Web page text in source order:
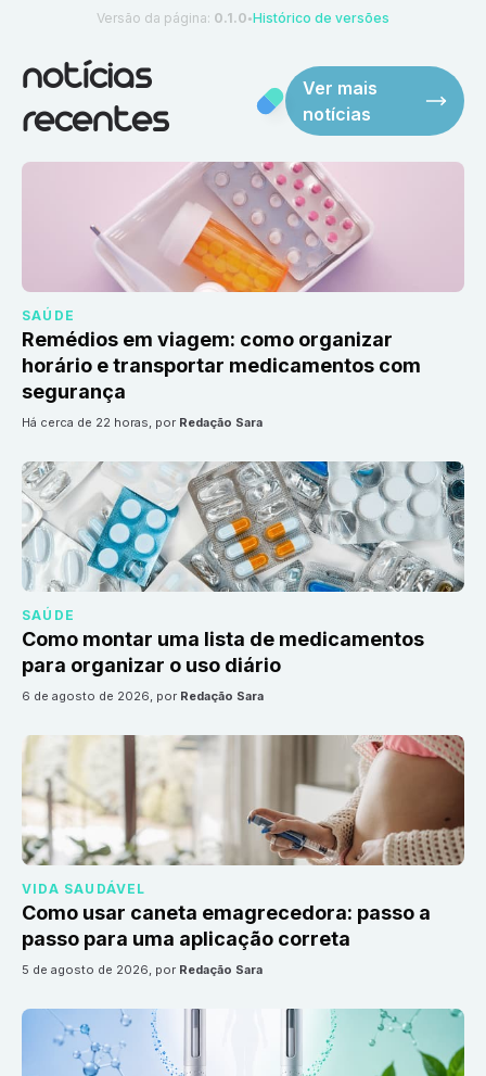
Versão da página: 0.1.0 ●Histórico de versões
notícias
recentes
Ver mais
notícias
SAÚDE
Remédios em viagem: como organizar
horário e transportar medicamentos com
segurança
há cerca de 22 horas, por Redação Sara
SAÚDE
Como montar uma lista de medicamentos
para organizar o uso diário
6 de agosto de 2026, por Redação Sara
VIDA SAUDÁVEL
Como usar caneta emagrecedora: passo a
passo para uma aplicação correta
5 de agosto de 2026, por Redação Sara